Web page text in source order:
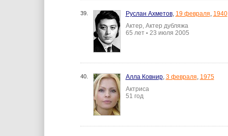
39. Руслан Ахметов, 19 февраля, 1940
Актер, Актер дубляжа
65 лет • 23 июля 2005
40. Алла Ковнир, 3 февраля, 1975
Актриса
51 год